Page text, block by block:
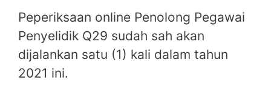
Peperiksaan online Penolong Pegawai
Penyelidik Q29 sudah sah akan
dijalankan satu (1) kali dalam tahun
2021 ini.